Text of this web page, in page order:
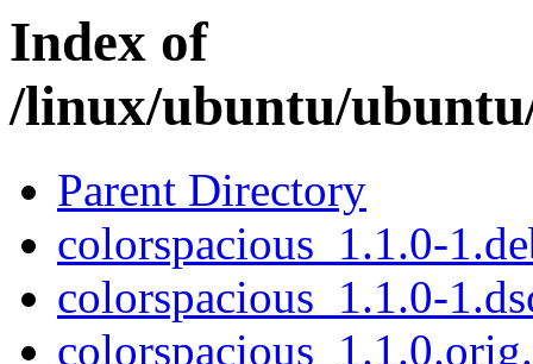
Index of
/linux/ubuntu/
Parent Directory
colorspacious_1.1.0-
colorspacious_1.1.0-